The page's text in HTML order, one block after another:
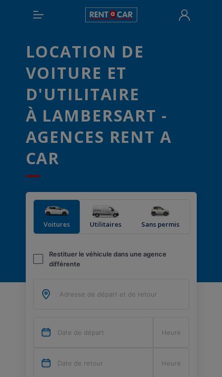
LOCATION DE
VOITURE ET
D'UTILITAIRE
À LAMBERSART -
AGENCES RENT A
CAR
Voitures Utilitaires Sans permis
Restituer le véhicule dans une agence
différente